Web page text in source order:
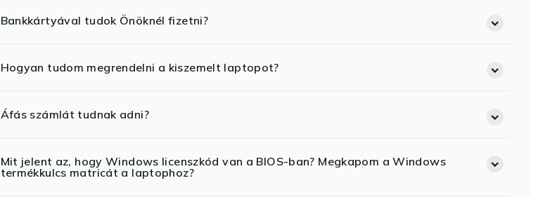
Bankkártyával tudok Önöknél fizetni?
Hogyan tudom megrendelni a kiszemelt laptopot?
Áfás számlát tudnak adni?
Mit jelent az, hogy Windows licenszkód van a BIOS-ban? Megkapom a Windows
termékkulcs matricát a laptophoz?